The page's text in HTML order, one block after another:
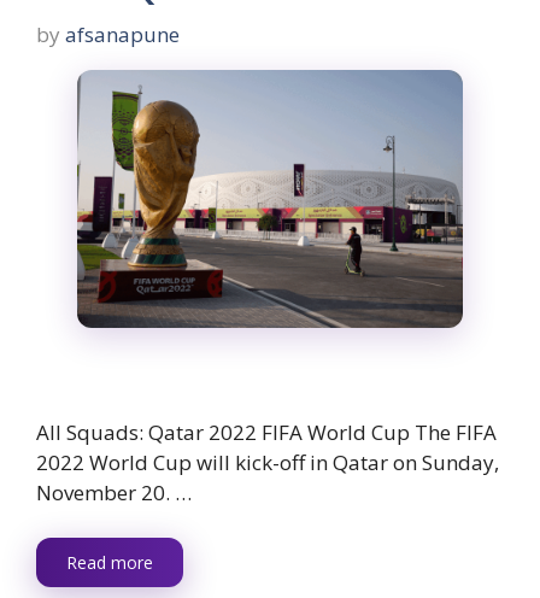
by afsanapune
All Squads: Qatar 2022 FIFA World Cup The FIFA
2022 World Cup will kick-off in Qatar on Sunday,
November 20. …
Read more